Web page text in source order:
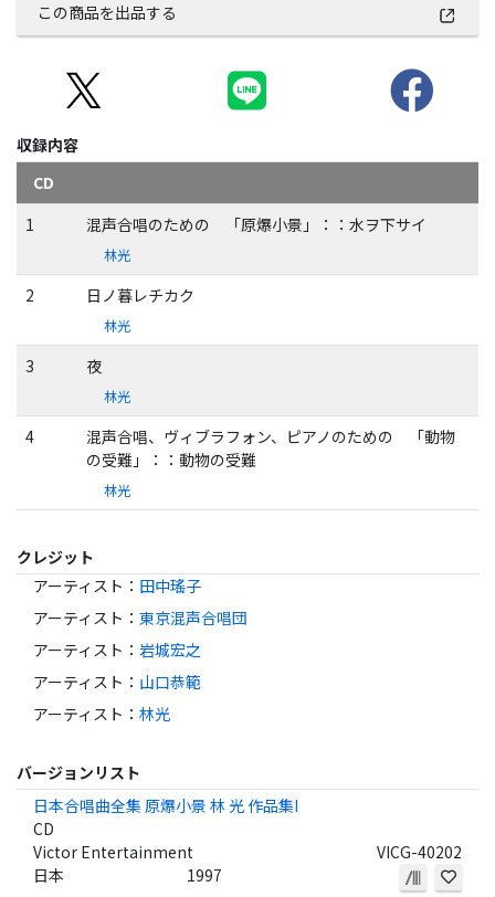
この商品を出品する
収録内容
CD
1
混声合唱のための 「原爆小景」：：水ヲ下サイ
林光
2 日ノ暮レチカク
林光
3 夜
林光
4
混声合唱、ヴィブラフォン、ピアノのための 「動物
の受難」：：動物の受難
林光
クレジット
アーティスト ： 田中瑤子
アーティスト ： 東京混声合唱団
アーティスト ： 岩城宏之
アーティスト ： 山口恭範
アーティスト ： 林光
バージョンリスト
日本合唱曲全集 原爆小景 林 光 作品集I
CD
Victor Entertainment
VICG-40202
日本
1997